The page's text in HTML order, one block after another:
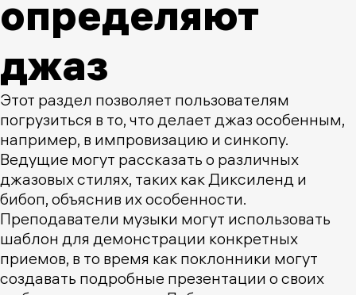
определяют
джаз
Этот раздел позволяет пользователям
погрузиться в то, что делает джаз особенным,
например, в импровизацию и синкопу.
Ведущие могут рассказать о различных
джазовых стилях, таких как Диксиленд и
бибоп, объяснив их особенности.
Преподаватели музыки могут использовать
шаблон для демонстрации конкретных
приемов, в то время как поклонники могут
создавать подробные презентации о своих